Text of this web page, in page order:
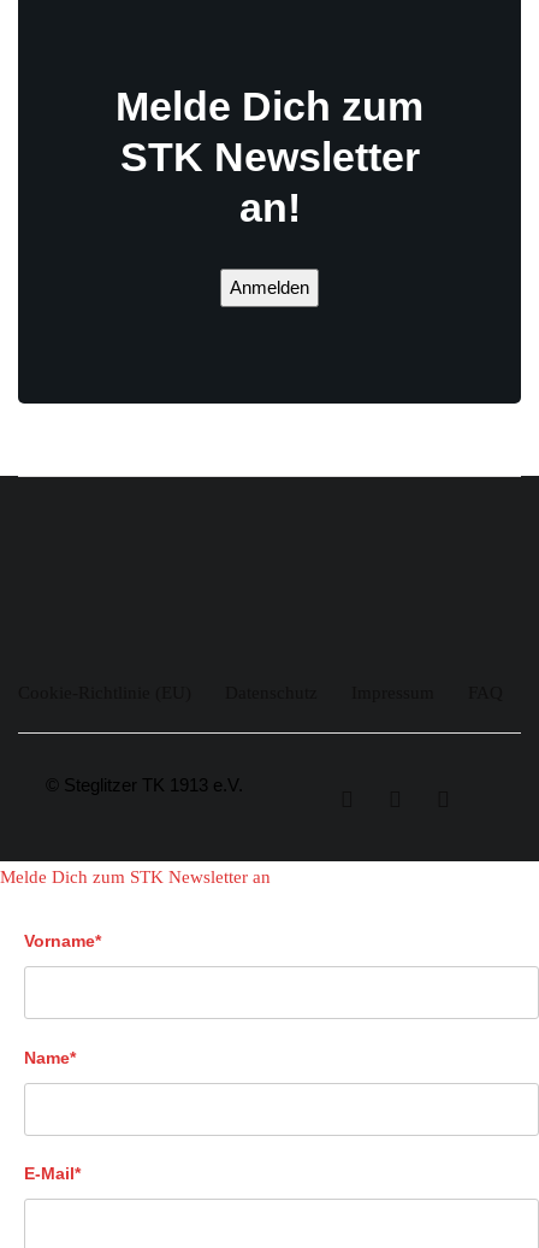
Melde Dich zum
STK Newsletter
an!
Anmelden
© Steglitzer TK 1913 e.V.
Melde Dich zum STK Newsletter an
Vorname*
Name*
E-Mail*